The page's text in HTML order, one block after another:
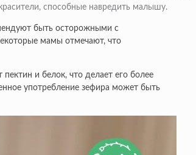
способные навредить малышу.
быть осторожными с
мамы отмечают, что
и белок, что делает его более
употребление зефира может быть